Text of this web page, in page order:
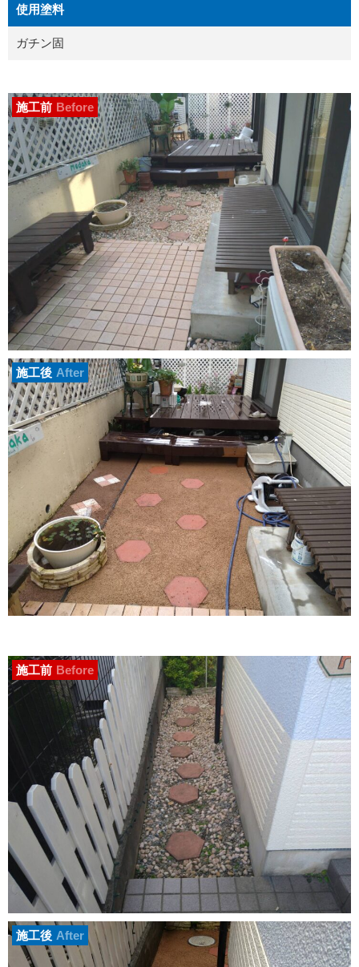
使用塗料
ガチン固
施工前 Before
施工後 After
施工前 Before
施工後 After